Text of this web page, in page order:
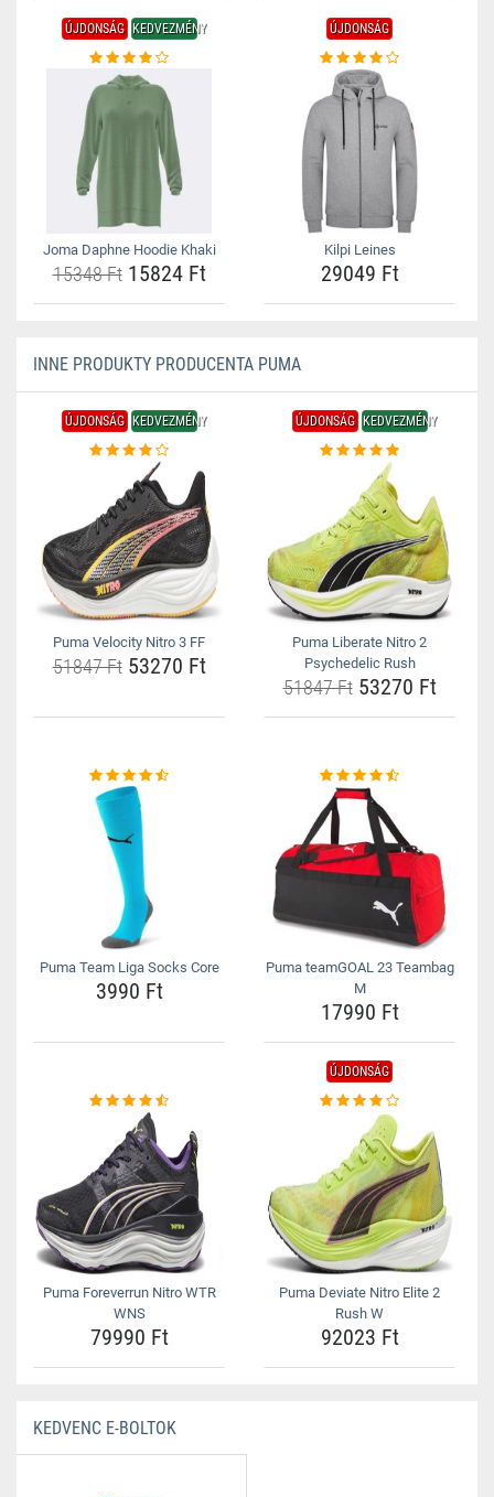
ÚJDONSÁG KEDVEZMÉNY
Joma Daphne Hoodie Khaki
15348 Ft15824 Ft
ÚJDONSÁG
Kilpi Leines
29049 Ft
INNE PRODUKTY PRODUCENTA PUMA
ÚJDONSÁG KEDVEZMÉNY
Puma Velocity Nitro 3 FF
51847 Ft53270 Ft
ÚJDONSÁG KEDVEZMÉNY
Puma Liberate Nitro 2
Psychedelic Rush
51847 Ft53270 Ft
Puma Team Liga Socks Core
3990 Ft
Puma teamGOAL 23 Teambag
M
17990 Ft
Puma Foreverrun Nitro WTR
WNS
79990 Ft
ÚJDONSÁG
Puma Deviate Nitro Elite 2
Rush W
92023 Ft
KEDVENC E-BOLTOK